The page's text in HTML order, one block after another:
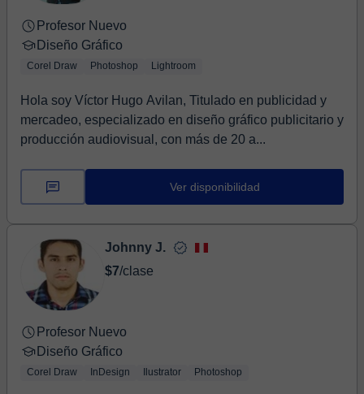
Profesor Nuevo
Diseño Gráfico
Corel Draw Photoshop Lightroom
Hola soy Víctor Hugo Avilan, Titulado en publicidad y
mercadeo, especializado en diseño gráfico publicitario y
producción audiovisual, con más de 20 a...
Ver disponibilidad
Johnny J.
$7/clase
Profesor Nuevo
Diseño Gráfico
Corel Draw InDesign Ilustrator Photoshop